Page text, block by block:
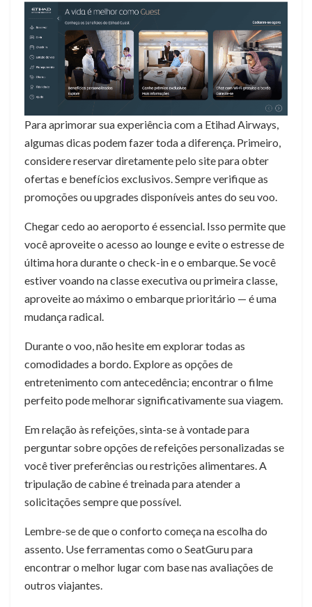
Para aprimorar sua experiência com a Etihad Airways,
algumas dicas podem fazer toda a diferença. Primeiro,
considere reservar diretamente pelo site para obter
ofertas e benefícios exclusivos. Sempre verifique as
promoções ou upgrades disponíveis antes do seu voo.
Chegar cedo ao aeroporto é essencial. Isso permite que
você aproveite o acesso ao lounge e evite o estresse de
última hora durante o check-in e o embarque. Se você
estiver voando na classe executiva ou primeira classe,
aproveite ao máximo o embarque prioritário — é uma
mudança radical.
Durante o voo, não hesite em explorar todas as
comodidades a bordo. Explore as opções de
entretenimento com antecedência; encontrar o filme
perfeito pode melhorar significativamente sua viagem.
Em relação às refeições, sinta-se à vontade para
perguntar sobre opções de refeições personalizadas se
você tiver preferências ou restrições alimentares. A
tripulação de cabine é treinada para atender a
solicitações sempre que possível.
Lembre-se de que o conforto começa na escolha do
assento. Use ferramentas como o SeatGuru para
encontrar o melhor lugar com base nas avaliações de
outros viajantes.